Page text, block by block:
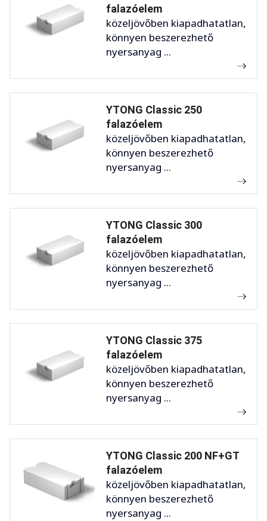
falazóelem
közeljövőben kiapadhatatlan,
könnyen beszerezhető
nyersanyag ...
YTONG Classic 250
falazóelem
közeljövőben kiapadhatatlan,
könnyen beszerezhető
nyersanyag ...
YTONG Classic 300
falazóelem
közeljövőben kiapadhatatlan,
könnyen beszerezhető
nyersanyag ...
YTONG Classic 375
falazóelem
közeljövőben kiapadhatatlan,
könnyen beszerezhető
nyersanyag ...
YTONG Classic 200 NF+GT
falazóelem
közeljövőben kiapadhatatlan,
könnyen beszerezhető
nyersanyag ...